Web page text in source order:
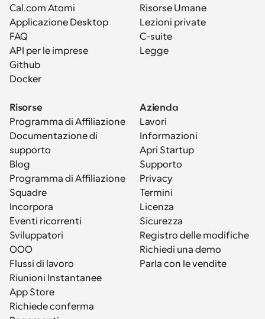
Cal.com Atomi
Applicazione Desktop
FAQ
API per le imprese
Github
Docker
Risorse Umane
Lezioni private
C-suite
Legge
Risorse
Programma di Affiliazione
Documentazione di
supporto
Blog
Programma di Affiliazione
Squadre
Incorpora
Eventi ricorrenti
Sviluppatori
OOO
Flussi di lavoro
Riunioni Instantanee
App Store
Richiede conferma
Azienda
Lavori
Informazioni
Apri Startup
Supporto
Privacy
Termini
Licenza
Sicurezza
Registro delle modifiche
Richiedi una demo
Parla con le vendite